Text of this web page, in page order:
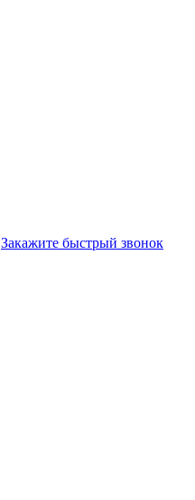
Закажите быстрый звонок